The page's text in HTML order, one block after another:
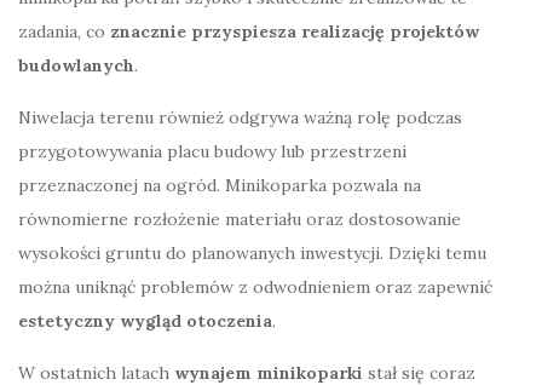
zadania, co znacznie przyspiesza realizację projektów
budowlanych.
Niwelacja terenu również odgrywa ważną rolę podczas
przygotowywania placu budowy lub przestrzeni
przeznaczonej na ogród. Minikoparka pozwala na
równomierne rozłożenie materiału oraz dostosowanie
wysokości gruntu do planowanych inwestycji. Dzięki temu
można uniknąć problemów z odwodnieniem oraz zapewnić
estetyczny wygląd otoczenia.
W ostatnich latach wynajem minikoparki stał się coraz